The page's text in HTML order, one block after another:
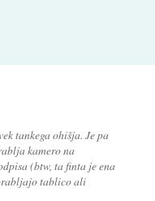
tankega ohišja. Je pa
kamero na
(btw, ta finta je ena
tablico ali